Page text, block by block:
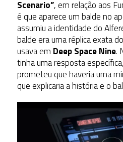
Scenario”, em relação aos
é que aparece um balde no
assumiu a identidade do
balde era uma réplica exata
usava em Deep Space Nine.
tinha uma resposta
prometeu que haveria uma
que explicaria a história e o